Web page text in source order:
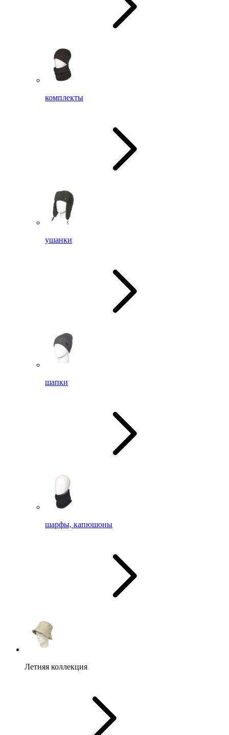
комплекты
ушанки
шапки
шарфы, капюшоны
Летняя коллекция